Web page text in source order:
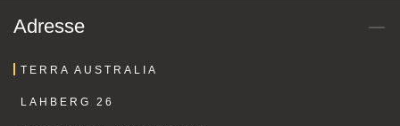
Adresse
TERRA AUSTRALIA
LAHBERG 26